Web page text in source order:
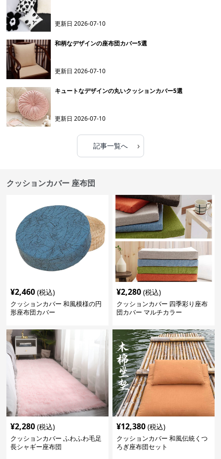
更新日2026-07-10
和柄なデザインの座布団カバー5選
更新日2026-07-10
キュートなデザインの丸いクッションカバー5選
更新日2026-07-10
記事一覧へ ›
クッションカバー 座布団
¥2,460 (税込)
クッションカバー 和風模様の円
形座布団カバー
¥2,280 (税込)
クッションカバー 四季彩り座布
団カバー マルチカラー
¥2,280 (税込)
クッションカバー ふわふわ毛足
長シャギー座布団
¥12,380 (税込)
クッションカバー 和風伝統くつ
ろぎ座布団セット